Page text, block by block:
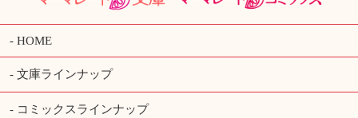
HOME
文庫ラインナップ
コミックスラインナップ